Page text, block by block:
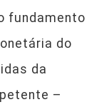
fundamento
do
da
–